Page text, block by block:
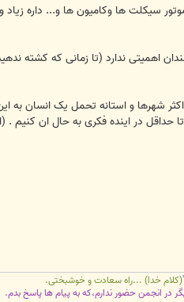
سیکلت ها وکامیون ها و... داره
ندارد (تا زمانی که کشته ندهیم
شهرها و استانه تحمل یک انسان
در اینده فکری به حال ان کنیم .
(کلام خدا) ...راه سعادت و خوشبختی.
در انجمن حضور ندارم،که به پیام ها پاسخ بدم.